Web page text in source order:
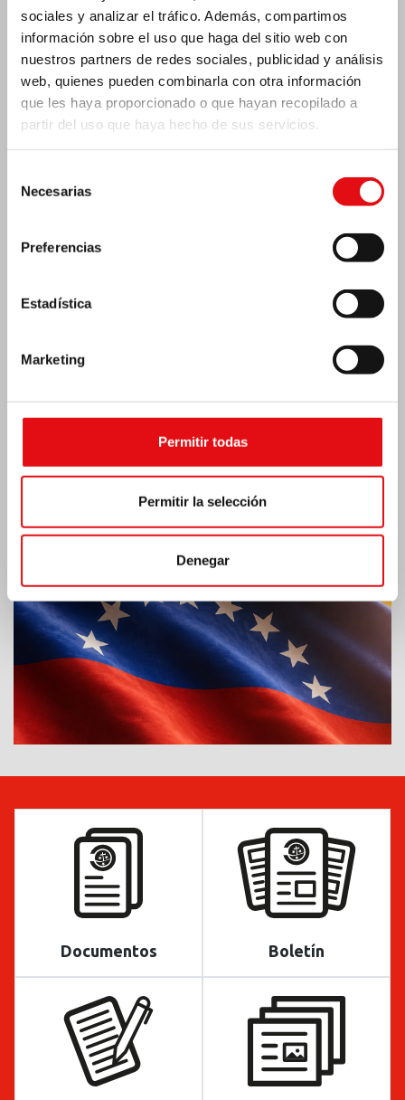
sociales y analizar el tráfico. Además, compartimos
información sobre el uso que haga del sitio web con
nuestros partners de redes sociales, publicidad y análisis
web, quienes pueden combinarla con otra información
que les haya proporcionado o que hayan recopilado a
partir del uso que haya hecho de sus servicios.
Necesarias
Preferencias
Estadística
Marketing
Permitir todas
Permitir la selección
Denegar
Documentos Boletín